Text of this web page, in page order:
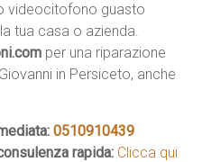
videocitofono guasto
tua casa o azienda.
per una riparazione
in Persiceto, anche
0510910439
rapida: Clicca qui